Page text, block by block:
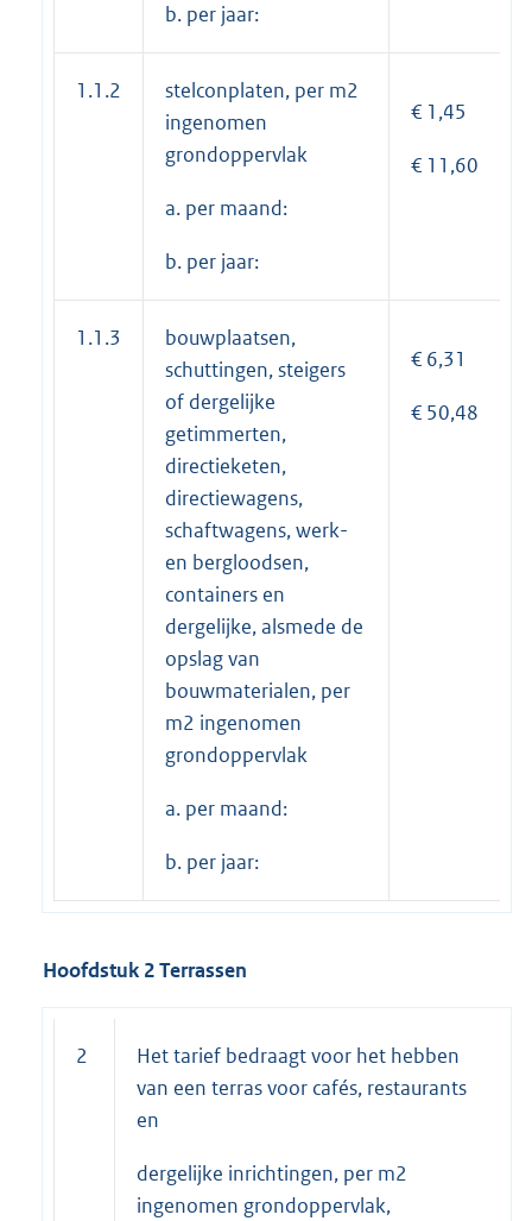
b. per jaar:
1.1.2
stelconplaten, per m2
ingenomen
grondoppervlak
a. per maand:
b. per jaar:
€ 1,45
€ 11,60
1.1.3
bouwplaatsen,
schuttingen, steigers
of dergelijke
getimmerten,
directieketen,
directiewagens,
schaftwagens, werk-
en bergloodsen,
containers en
dergelijke, alsmede de
opslag van
bouwmaterialen, per
m2 ingenomen
grondoppervlak
a. per maand:
b. per jaar:
€ 6,31
€ 50,48
Hoofdstuk 2 Terrassen
2
Het tarief bedraagt voor het hebben
van een terras voor cafés, restaurants
en
dergelijke inrichtingen, per m2
ingenomen grondoppervlak,